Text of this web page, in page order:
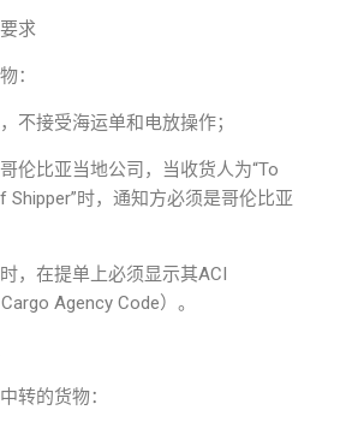
求
：
不接受海运单和电放操作；
伦比亚当地公司，当收货人为“To
Shipper”时，通知方必须是哥伦比亚
，在提单上必须显示其ACI
Agency Code）。
转的货物：